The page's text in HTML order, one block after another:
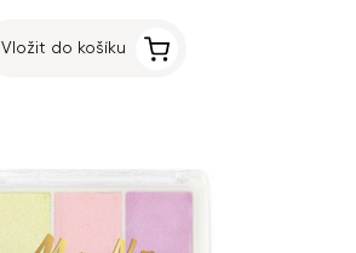
Vložit do košíku